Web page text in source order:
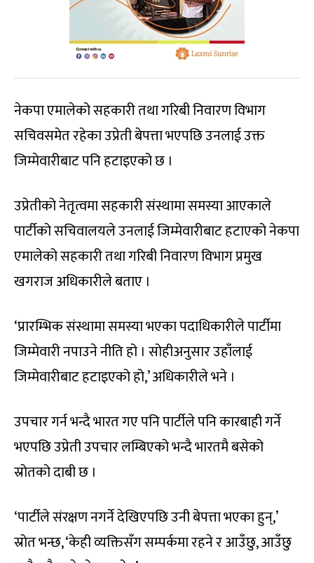
नेकपा एमालेको सहकारी तथा गरिबी निवारण विभाग
सचिवसमेत रहेका उप्रेती बेपत्ता भएपछि उनलाई उक्त
जिम्मेवारीबाट पनि हटाइएको छ ।
उप्रेतीको नेतृत्वमा सहकारी संस्थामा समस्या आएकाले
पार्टीको सचिवालयले उनलाई जिम्मेवारीबाट हटाएको नेकपा
एमालेको सहकारी तथा गरिबी निवारण विभाग प्रमुख
खगराज अधिकारीले बताए ।
‘प्रारम्भिक संस्थामा समस्या भएका पदाधिकारीले पार्टीमा
जिम्मेवारी नपाउने नीति हो । सोहीअनुसार उहाँलाई
जिम्मेवारीबाट हटाइएको हो,’ अधिकारीले भने ।
उपचार गर्न भन्दै भारत गए पनि पार्टीले पनि कारबाही गर्ने
भएपछि उप्रेती उपचार लम्बिएको भन्दै भारतमै बसेको
स्रोतको दाबी छ ।
‘पार्टीले संरक्षण नगर्ने देखिएपछि उनी बेपत्ता भएका हुन्,’
स्रोत भन्छ, ‘केही व्यक्तिसँग सम्पर्कमा रहने र आउँछु, आउँछु